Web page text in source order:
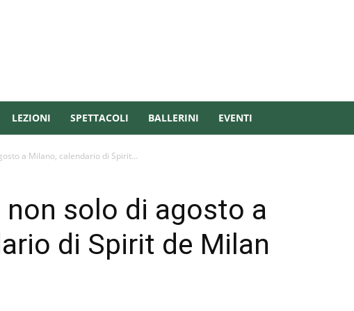
LEZIONI SPETTACOLI BALLERINI EVENTI
a Milano, calendario di Spirit...
non solo di agosto a
di Spirit de Milan